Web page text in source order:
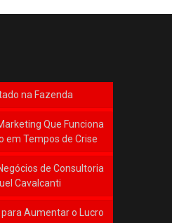
na Fazenda
Que Funciona
em Tempos de Crise
de Consultoria
Cavalcanti
Aumentar o Lucro